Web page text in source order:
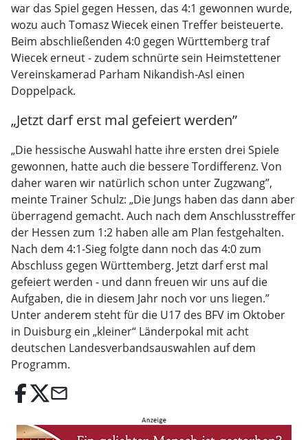
war das Spiel gegen Hessen, das 4:1 gewonnen wurde,
wozu auch Tomasz Wiecek einen Treffer beisteuerte.
Beim abschließenden 4:0 gegen Württemberg traf
Wiecek erneut - zudem schnürte sein Heimstettener
Vereinskamerad Parham Nikandish-Asl einen
Doppelpack.
„Jetzt darf erst mal gefeiert werden”
„Die hessische Auswahl hatte ihre ersten drei Spiele
gewonnen, hatte auch die bessere Tordifferenz. Von
daher waren wir natürlich schon unter Zugzwang”,
meinte Trainer Schulz: „Die Jungs haben das dann aber
überragend gemacht. Auch nach dem Anschlusstreffer
der Hessen zum 1:2 haben alle am Plan festgehalten.
Nach dem 4:1-Sieg folgte dann noch das 4:0 zum
Abschluss gegen Württemberg. Jetzt darf erst mal
gefeiert werden - und dann freuen wir uns auf die
Aufgaben, die in diesem Jahr noch vor uns liegen.”
Unter anderem steht für die U17 des BFV im Oktober
in Duisburg ein „kleiner“ Länderpokal mit acht
deutschen Landesverbandsauswahlen auf dem
Programm.
email